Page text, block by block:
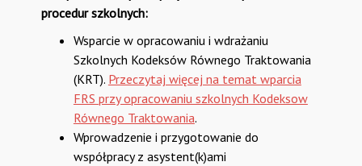
procedur szkolnych:
Wsparcie w opracowaniu i wdrażaniu
Szkolnych Kodeksów Równego Traktowania
(KRT). Przeczytaj więcej na temat wparcia
FRS przy opracowaniu szkolnych Kodeksow
Równego Traktowania.
Wprowadzenie i przygotowanie do
współpracy z asystent(k)ami